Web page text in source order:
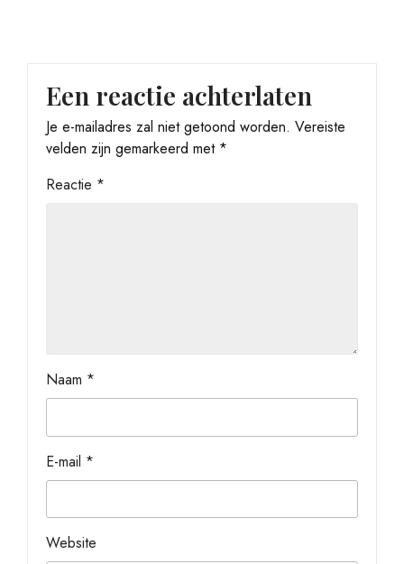
Een reactie achterlaten
Je e-mailadres zal niet getoond worden. Vereiste
velden zijn gemarkeerd met *
Reactie *
Naam *
E-mail *
Website